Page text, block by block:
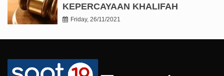
KEPERCAYAAN KHALIFAH
Friday, 26/11/2021